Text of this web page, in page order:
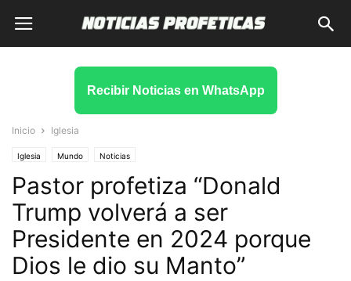
Recibir Noticias en WhatsApp
Inicio Iglesia
Iglesia Mundo Noticias
Pastor profetiza “Donald
Trump volverá a ser
Presidente en 2024 porque
Dios le dio su Manto”